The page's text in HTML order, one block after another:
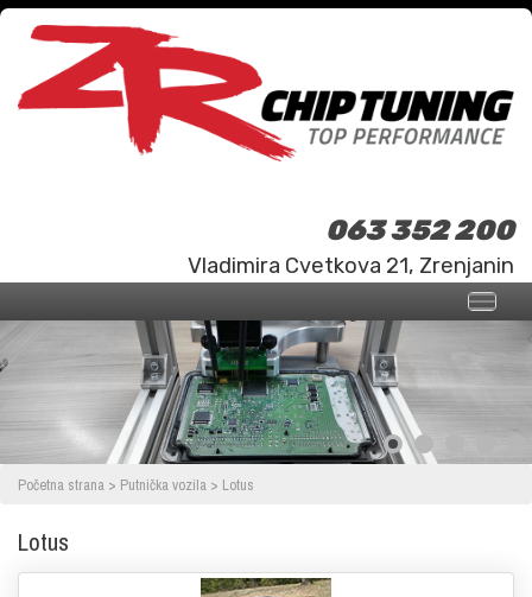
063 352 200
Vladimira Cvetkova 21, Zrenjanin
Početna strana > Putnička vozila > Lotus
Lotus